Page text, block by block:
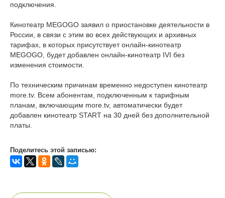
подключения.
Кинотеатр MEGOGO заявил о приостановке деятельности в
России, в связи с этим во всех действующих и архивных
тарифах, в которых присутствует онлайн-кинотеатр
MEGOGO, будет добавлен онлайн-кинотеатр IVI без
изменения стоимости.
По техническим причинам временно недоступен кинотеатр
more.tv. Всем абонентам, подключенным к тарифным
планам, включающим more.tv, автоматически будет
добавлен кинотеатр START на 30 дней без дополнительной
платы.
Поделитесь этой записью: